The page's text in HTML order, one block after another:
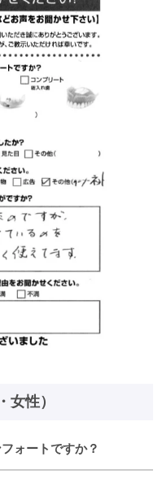
女性）
ォートですか？